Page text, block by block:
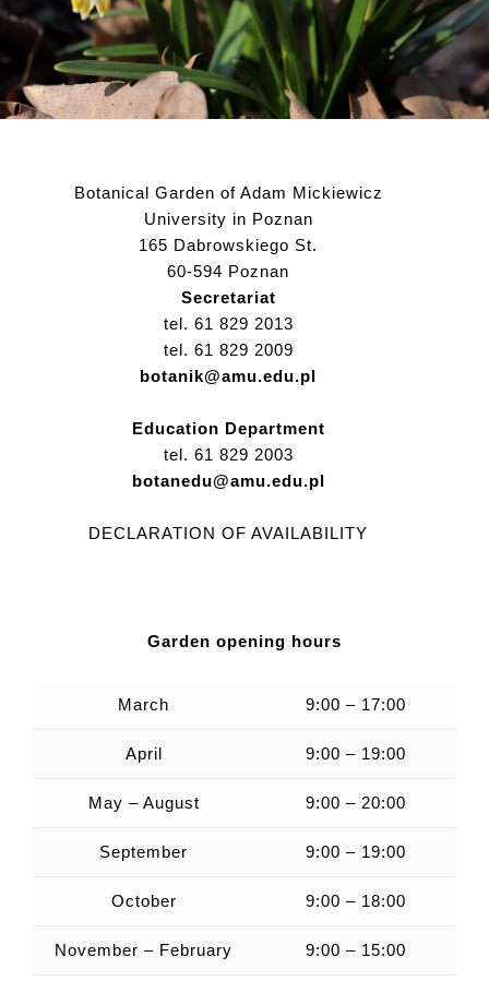
Botanical Garden of Adam Mickiewicz
University in Poznan
165 Dabrowskiego St.
60-594 Poznan
Secretariat
tel. 61 829 2013
tel. 61 829 2009
botanik@amu.edu.pl
Education Department
tel. 61 829 2003
botanedu@amu.edu.pl
DECLARATION OF AVAILABILITY
Garden opening hours
March 9:00 – 17:00
April 9:00 – 19:00
May – August 9:00 – 20:00
September 9:00 – 19:00
October 9:00 – 18:00
November – February 9:00 – 15:00